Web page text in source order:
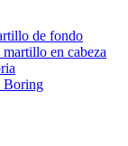
de fondo
en cabeza
Boring